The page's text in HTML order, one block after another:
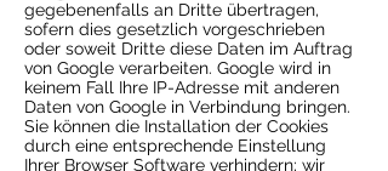
gegebenenfalls an Dritte übertragen,
sofern dies gesetzlich vorgeschrieben
oder soweit Dritte diese Daten im Auftrag
von Google verarbeiten. Google wird in
keinem Fall Ihre IP-Adresse mit anderen
Daten von Google in Verbindung bringen.
Sie können die Installation der Cookies
durch eine entsprechende Einstellung
Ihrer Browser Software verhindern; wir